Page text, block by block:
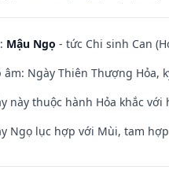
Mậu Ngọ - tức Chi sinh Can
âm: Ngày Thiên Thượng Hỏa,
này thuộc hành Hỏa khắc
Ngọ lục hợp với Mùi, tam